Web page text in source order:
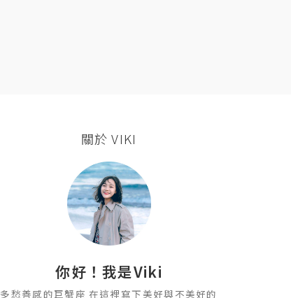
關於 VIKI
你好！我是Viki
多愁善感的巨蟹座 在這裡寫下美好與不美好的